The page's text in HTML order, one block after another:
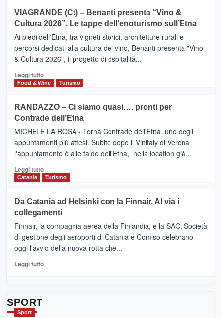
Anche
la
Alcantara
nei
primi
nella
classifica
IL
SAN
DOMENICO
PALACE
TAORMINA,
UN
HOTEL
FOUR
IL
NUOVO
SUMMER
CLUB
VIAGRANDE (Ct) – Benanti presenta “Vino &
Cultura 2026”. Le tappe dell’enoturismo sull’Etna
Ai piedi dell'Etna, tra vigneti storici, architetture rurali e
percorsi dedicati alla cultura del vino, Benanti presenta "Vino
& Cultura 2026", il progetto di ospitalità...
Leggi tuttoLeggi
di
VIAGRANDE
(Ct)
–
Benanti
presenta
“Vino
&
Cultura
tappe
dell’enoturismo
Food & Wine Turismo
RANDAZZO – Ci siamo quasi…. pronti per
Contrade dell’Etna
MICHELE LA ROSA - Torna Contrade dell'Etna, uno degli
appuntamenti più attesi. Subito dopo il Vinitaly di Verona
l'appuntamento è alle falde dell'Etna, nella location già...
Leggi tuttoLeggi
di
RANDAZZO
–
Ci
siamo
quasi….
pronti
per
Catania Turismo
Da Catania ad Helsinki con la Finnair. Al via i
collegamenti
Finnair, la compagnia aerea della Finlandia, e la SAC, Società
di gestione degli aeroporti di Catania e Comiso celebrano
oggi l'avvio della nuova rotta che...
Leggi tuttoLeggi
SPORT
Sport